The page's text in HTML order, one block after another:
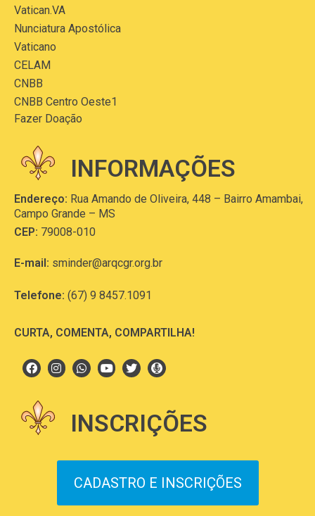
Vatican.VA
Nunciatura Apostólica
Vaticano
CELAM
CNBB
CNBB Centro Oeste1
Fazer Doação
INFORMAÇÕES
Endereço: Rua Amando de Oliveira, 448 – Bairro Amambai,
Campo Grande – MS
CEP: 79008-010
E-mail: sminder@arqcgr.org.br
Telefone: (67) 9 8457.1091
CURTA, COMENTA, COMPARTILHA!
INSCRIÇÕES
CADASTRO E INSCRIÇÕES